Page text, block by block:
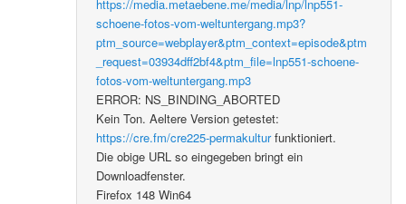
https://media.metaebene.me/media/lnp/lnp551-
schoene-fotos-vom-weltuntergang.mp3?
ptm_source=webplayer&ptm_context=episode&ptm
_request=03934dff2bf4&ptm_file=lnp551-schoene-
fotos-vom-weltuntergang.mp3
ERROR: NS_BINDING_ABORTED
Kein Ton. Aeltere Version getestet:
https://cre.fm/cre225-permakulturfunktioniert.
Die obige URL so eingegeben bringt ein
Downloadfenster.
Firefox 148 Win64